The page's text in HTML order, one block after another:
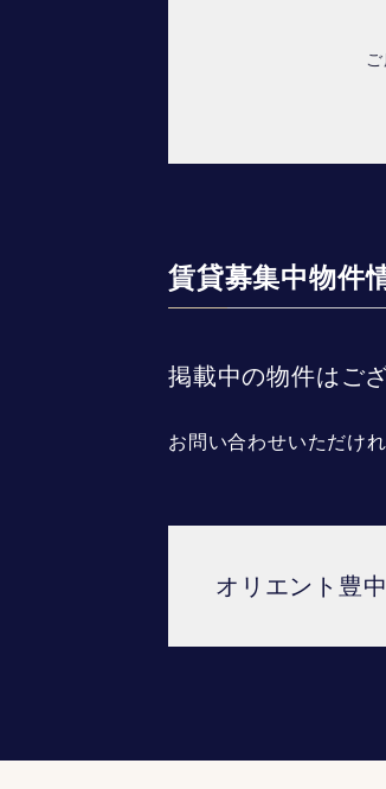
賃貸募集中物件
掲載中の物件はご
お問い合わせいただけ
オリエント豊